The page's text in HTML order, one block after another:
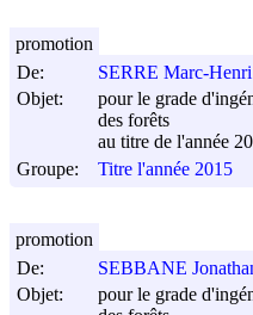
De:
SERRE Marc-Henri
Objet:
pour le grade
des forêts
au titre de l'année
Groupe:
Titre l'année 2015
promotion
De:
SEBBANE
Objet:
pour le grade
promotion